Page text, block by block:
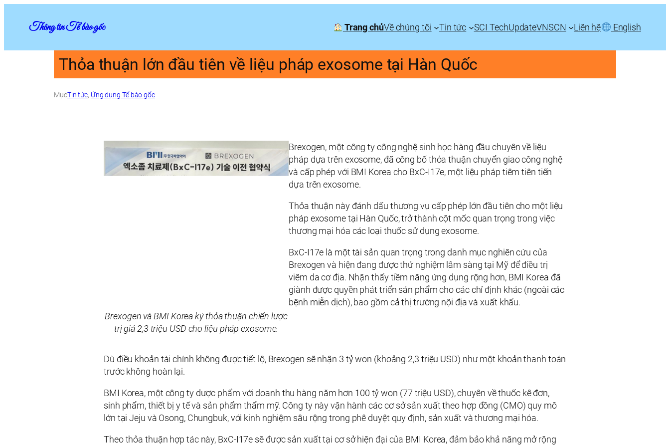
Thông tin Tế bào gốc Trang chủVề chúng tôi Tin tức SCI TechUpdateVNSCN Liên hệ English
Thỏa thuận lớn đầu tiên về liệu pháp exosome tại Hàn Quốc
MụcTin tức, Ứng dụng Tế bào gốc
Brexogen và BMI Korea ký thỏa thuận chiến lược
trị giá 2,3 triệu USD cho liệu pháp exosome.
Brexogen, một công ty công nghệ sinh học hàng đầu chuyên về liệu
pháp dựa trên exosome, đã công bố thỏa thuận chuyển giao công nghệ
và cấp phép với BMI Korea cho BxC-I17e, một liệu pháp tiêm tiên tiến
dựa trên exosome.
Thỏa thuận này đánh dấu thương vụ cấp phép lớn đầu tiên cho một liệu
pháp exosome tại Hàn Quốc, trở thành cột mốc quan trọng trong việc
thương mại hóa các loại thuốc sử dụng exosome.
BxC-I17e là một tài sản quan trọng trong danh mục nghiên cứu của
Brexogen và hiện đang được thử nghiệm lâm sàng tại Mỹ để điều trị
viêm da cơ địa. Nhận thấy tiềm năng ứng dụng rộng hơn, BMI Korea đã
giành được quyền phát triển sản phẩm cho các chỉ định khác (ngoài các
bệnh miễn dịch), bao gồm cả thị trường nội địa và xuất khẩu.
Dù điều khoản tài chính không được tiết lộ, Brexogen sẽ nhận 3 tỷ won (khoảng 2,3 triệu USD) như một khoản thanh toán
trước không hoàn lại.
BMI Korea, một công ty dược phẩm với doanh thu hàng năm hơn 100 tỷ won (77 triệu USD), chuyên về thuốc kê đơn,
sinh phẩm, thiết bị y tế và sản phẩm thẩm mỹ. Công ty này vận hành các cơ sở sản xuất theo hợp đồng (CMO) quy mô
lớn tại Jeju và Osong, Chungbuk, với kinh nghiệm sâu rộng trong phê duyệt quy định, sản xuất và thương mại hóa.
Theo thỏa thuận hợp tác này, BxC-I17e sẽ được sản xuất tại cơ sở hiện đại của BMI Korea, đảm bảo khả năng mở rộng